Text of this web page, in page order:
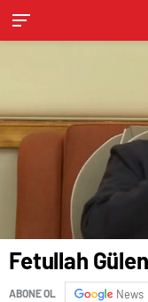
Fetullah
ABONE OL News